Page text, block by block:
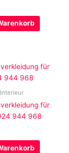
für
944 968